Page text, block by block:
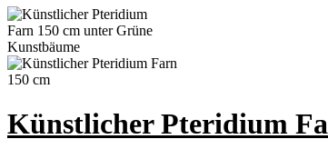
Künstlicher Pteridium